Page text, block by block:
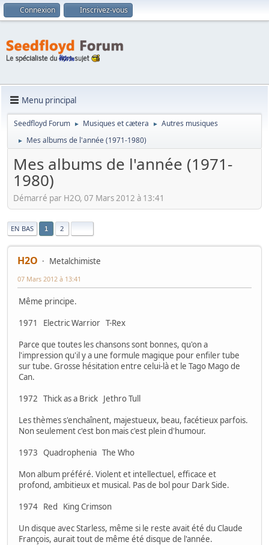
Connexion Inscrivez-vous
Menu principal
Seedfloyd Forum ► Musiques et cætera ► Autres musiques
► Mes albums de l'année (1971-1980)
Mes albums de l'année (1971-
1980)
Démarré par H2O, 07 Mars 2012 à 13:41
|
EN BAS 1 2
H2O Metalchimiste
07 Mars 2012 à 13:41
Même principe.
1971 Electric Warrior T-Rex
Parce que toutes les chansons sont bonnes, qu'on a
l'impression qu'il y a une formule magique pour enfiler tube
sur tube. Grosse hésitation entre celui-là et le Tago Mago de
Can.
1972 Thick as a Brick Jethro Tull
Les thèmes s'enchaînent, majestueux, beau, facétieux parfois.
Non seulement c'est bon mais c'est plein d'humour.
1973 Quadrophenia The Who
Mon album préféré. Violent et intellectuel, efficace et
profond, ambitieux et musical. Pas de bol pour Dark Side.
1974 Red King Crimson
Un disque avec Starless, même si le reste avait été du Claude
François, aurait tout de même été disque de l'année.